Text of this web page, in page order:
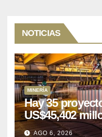
NOTICIAS
MINERÍA
Hay 35
US$45,402
puede
AGO 6, 2026